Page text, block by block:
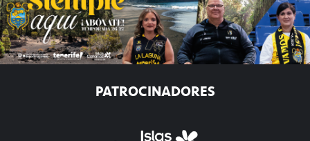
PATROCINADORES